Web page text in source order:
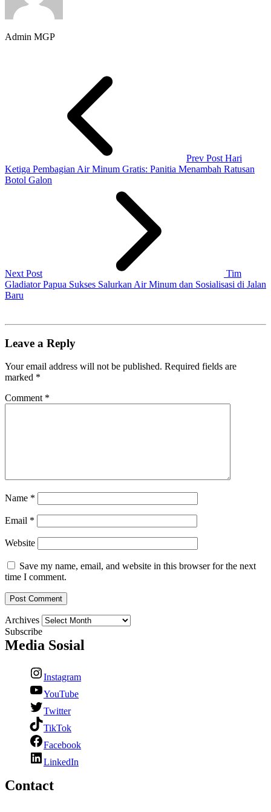
Admin MGP
Prev Post Hari
Ketiga Pembagian Air Minum Gratis: Panitia Menambah Ratusan
Botol Galon
Next Post
Tim
Gladiator Papua Sukses Salurkan Air Minum dan Sosialisasi di Jalan
Baru
Leave a Reply
Your email address will not be published. Required fields are
marked *
Comment *
Name *
Email *
Website
Save my name, email, and website in this browser for the next
time I comment.
Archives
Subscribe
Media Sosial
Instagram
YouTube
Twitter
TikTok
Facebook
LinkedIn
Contact